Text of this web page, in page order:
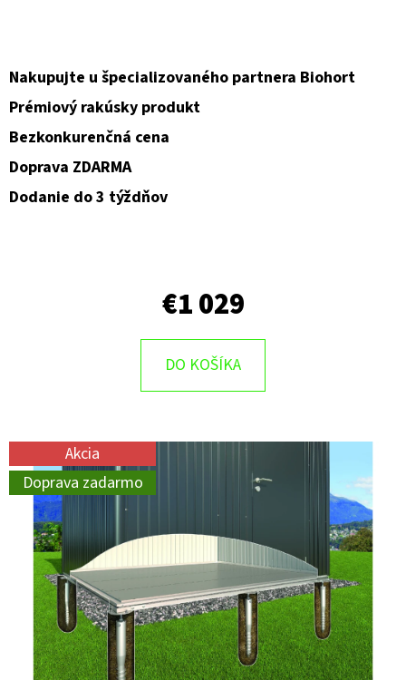
Nakupujte u špecializovaného partnera Biohort
Prémiový rakúsky produkt
Bezkonkurenčná cena
Doprava ZDARMA
Dodanie do 3 týždňov
€1 029
DO KOŠÍKA
Akcia
Doprava zadarmo